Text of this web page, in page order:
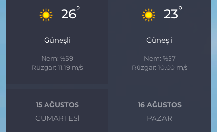
26°
Güneşli
Nem: %59
Rüzgar: 11.19 m/s
23°
Güneşli
Nem: %57
Rüzgar: 10.00 m/s
15 AĞUSTOS
CUMARTESI
16 AĞUSTOS
PAZAR